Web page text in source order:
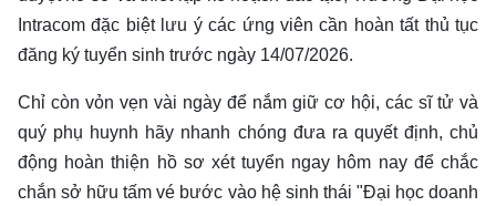
Intracom đặc biệt lưu ý các ứng viên cần hoàn tất thủ tục
đăng ký tuyển sinh trước ngày 14/07/2026.
Chỉ còn vỏn vẹn vài ngày để nắm giữ cơ hội, các sĩ tử và
quý phụ huynh hãy nhanh chóng đưa ra quyết định, chủ
động hoàn thiện hồ sơ xét tuyển ngay hôm nay để chắc
chắn sở hữu tấm vé bước vào hệ sinh thái "Đại học doanh